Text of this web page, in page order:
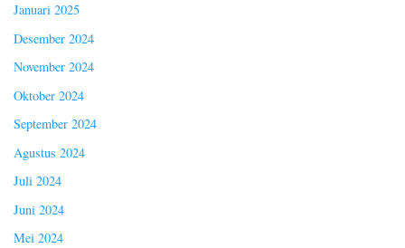
Januari 2025
Desember 2024
November 2024
Oktober 2024
September 2024
Agustus 2024
Juli 2024
Juni 2024
Mei 2024